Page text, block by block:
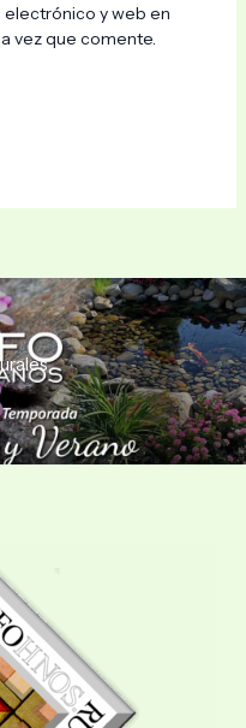
y web en
vez que comente.